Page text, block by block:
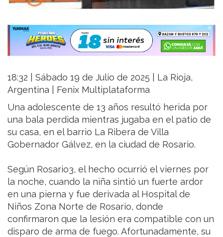
18:32 | Sábado 19 de Julio de 2025 | La Rioja,
Argentina | Fenix Multiplataforma
Una adolescente de 13 años resultó herida por
una bala perdida mientras jugaba en el patio de
su casa, en el barrio La Ribera de Villa
Gobernador Gálvez, en la ciudad de Rosario.
Según Rosario3, el hecho ocurrió el viernes por
la noche, cuando la niña sintió un fuerte ardor
en una pierna y fue derivada al Hospital de
Niños Zona Norte de Rosario, donde
confirmaron que la lesión era compatible con un
disparo de arma de fuego. Afortunadamente, su